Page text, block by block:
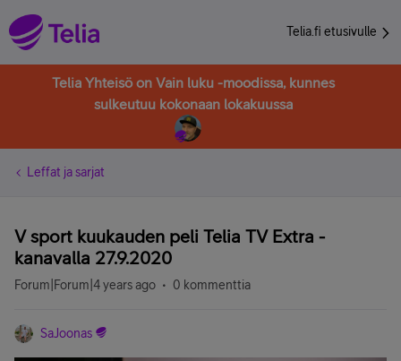
Telia.fi etusivulle
Telia Yhteisö on Vain luku -moodissa, kunnes
sulkeutuu kokonaan lokakuussa
Leffat ja sarjat
V sport kuukauden peli Telia TV Extra -
kanavalla 27.9.2020
Forum|Forum|4 years ago 0 kommenttia
SaJoonas